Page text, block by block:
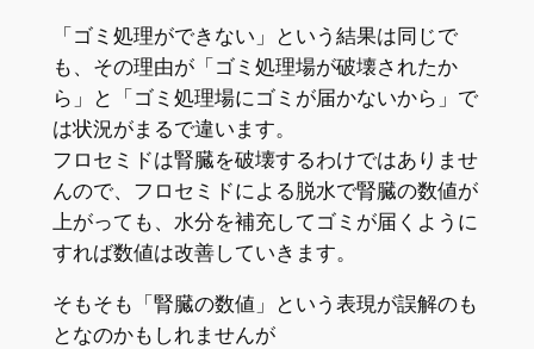
「ゴミ処理ができない」という結果は同じで
も、その理由が「ゴミ処理場が破壊されたか
ら」と「ゴミ処理場にゴミが届かないから」で
は状況がまるで違います。
フロセミドは腎臓を破壊するわけではありませ
んので、フロセミドによる脱水で腎臓の数値が
上がっても、水分を補充してゴミが届くように
すれば数値は改善していきます。
そもそも「腎臓の数値」という表現が誤解のも
となのかもしれませんが